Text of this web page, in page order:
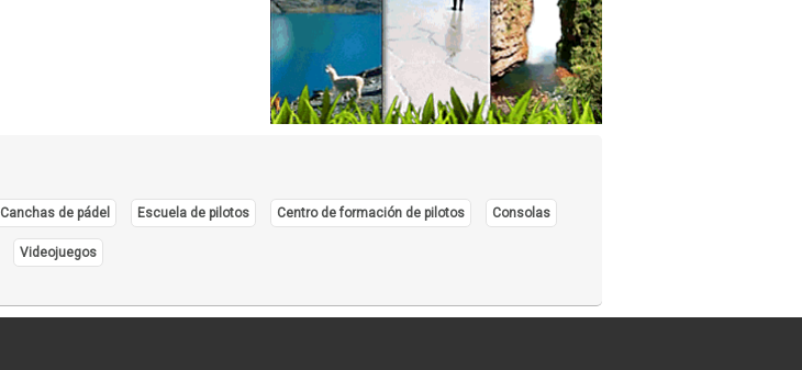
Canchas de pádel Escuela de pilotos Centro de formación de pilotos Consolas
Videojuegos